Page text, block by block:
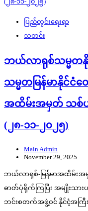
ပြည်တွင်းရေးရာ
သတင်း
ဘယ်လာရုစ်သမ္မတနို
သမ္မတမြန်မာနိုင်
အထိမ်းအမှတ် သစ်
(၂၈-၁၁-၂၀၂၅)
Main Admin
November 29, 2025
ဘယ်လာရုစ်-မြန်မာအထိမ်းအ
ဓာတ်ပုံရိုက်ကြပြီး အမျိုးသာ
ဘင်းစတက်အဖွဲ့ဝင် နိုင်ငံ့အက